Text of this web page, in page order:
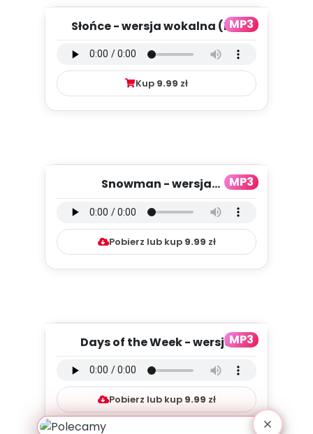
MP3
Słońce - wersja wokalna (PD,
Kup 9.99 zł
MP3
Snowman - wersja
Pobierz lub kup 9.99 zł
MP3
Days of the Week - wersja
Pobierz lub kup 9.99 zł